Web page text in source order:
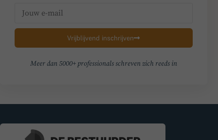
Vrijblijvend inschrijven
Meer dan 5000+ professionals schreven zich reeds in